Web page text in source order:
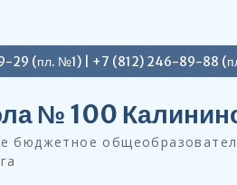
29 (пл. №1) | +7 (812) 246-89-88
№ 100
бюджетное